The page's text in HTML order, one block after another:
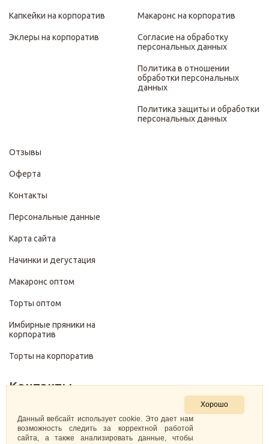
Капкейки на корпоратив
Эклеры на корпоратив
Макаронс на корпоратив
Согласие на обработку
персональных данных
Политика в отношении
обработки персональных
данных
Политика защиты и обработки
персональных данных
Отзывы
Оферта
Контакты
Персональные данные
Карта сайта
Начинки и дегустация
Макаронс оптом
Торты оптом
Имбирные пряники на
корпоратив
Торты на корпоратив
Контакты
+7 (499) 322-28-29
pirojenka.rf@gmail.com
Хорошо
Данный вебсайт использует cookie. Это дает нам
возможность следить за корректной работой
сайта, а также анализировать данные, чтобы